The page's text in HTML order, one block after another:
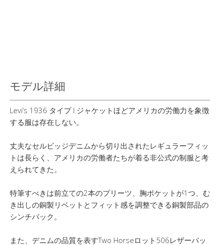
モデル詳細
Levi’s 1936 タイプ I ジャケットほどアメリカの労働力を象徴
する服は存在しない。
丈夫なセルビッジデニムから切り出されたレギュラーフィッ
トは長らく、アメリカの労働者たちが着る非公式の制服と考
えられてきた。
特筆すべきは前立ての2本のプリーツ、胸ポケットが1つ、む
き出しの銅製リベットとフィット感を調整できる銅製部品の
シンチバック。
また、デニムの品質を表すTwo Horseロット506レザーパッ